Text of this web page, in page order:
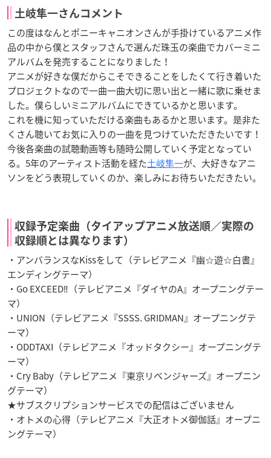
土岐隼一さんコメント
この度はなんとポニーキャニオンさんが手掛けているアニメ作
品の中から僕とスタッフさんで選んだ珠玉の楽曲でカバーミニ
アルバムを発売することになりました！
アニメが好きな僕だからこそできることをしたくて行き着いた
プロジェクトなので一曲一曲大切に思い出と一緒に歌に乗せま
した。僕らしいミニアルバムにできているかと思います。
これを機に知っていただける楽曲もあるかと思います。是非た
くさん聴いてお気に入りの一曲を見つけていただきたいです！
今後各楽曲の試聴動画等も随時公開していく予定となってい
る。5年のアーティスト活動を経た土岐隼一が、大好きなアニ
ソンをどう表現していくのか、楽しみにお待ちいただきたい。
収録予定楽曲（タイアップアニメ放送順／実際の
収録順とは異なります）
・アンバランスなKissをして（テレビアニメ『幽☆遊☆白書』
エンディングテーマ）
・Go EXCEED‼（テレビアニメ『ダイヤのA』オープニングテー
マ）
・UNION（テレビアニメ『SSSS. GRIDMAN』オープニングテ
ーマ）
・ODDTAXI（テレビアニメ『オッドタクシー』オープニングテ
ーマ）
・Cry Baby（テレビアニメ『東京リベンジャーズ』オープニン
グテーマ）
★サブスクリプションサービスでの配信はございません
・オトメの心得（テレビアニメ『大正オトメ御伽話』オープニ
ングテーマ）